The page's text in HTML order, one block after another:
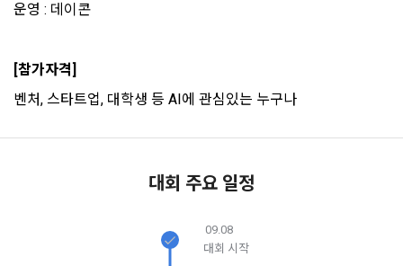
다. 다만 그 경우에는 일정 부분 서비스의 이용이 제한될 수 있
라. 커리어 개발과 대회와 관련된 교육 제반 서비스
받을 수 있으며, 이러한 경우에는 정보통신망법에 따라 제휴사
6) 기기정보와 같은 생성정보는 PC웹, 모바일 웹/앱 이용 과정
4. 수집한 개인정보의 이용
관리, 서비스 개발·제공 및 향상, 안전한 인터넷 이용환경 구축
등 아래의 목적으로만 개인정보를 이용합니다.
운영 : 데이콘
[참가자격]
벤처, 스타트업, 대학생 등 AI에 관심있는 누구나
대회 주요 일정
09.08
대회 시작